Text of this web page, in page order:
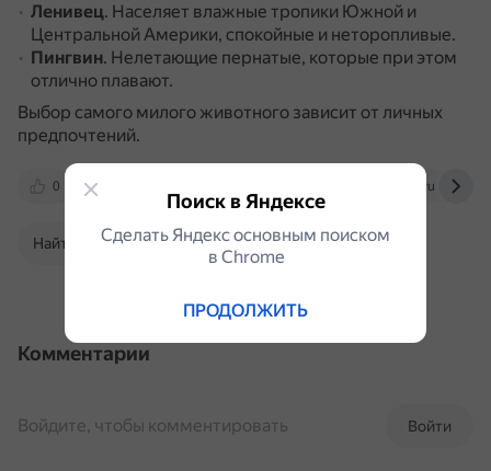
Ленивец. Населяет влажные тропики Южной и
Центральной Америки, спокойные и неторопливые.
Пингвин. Нелетающие пернатые, которые при этом
отлично плавают.
Выбор самого милого животного зависит от личных
предпочтений.
0 www.marieclaire.ru
Найти в Поиске
Комментарии
Войти
Войдите, чтобы комментировать
Поиск в Яндексе
Сделать Яндекс основным поиском
в Сhrome
ПРОДОЛЖИТЬ